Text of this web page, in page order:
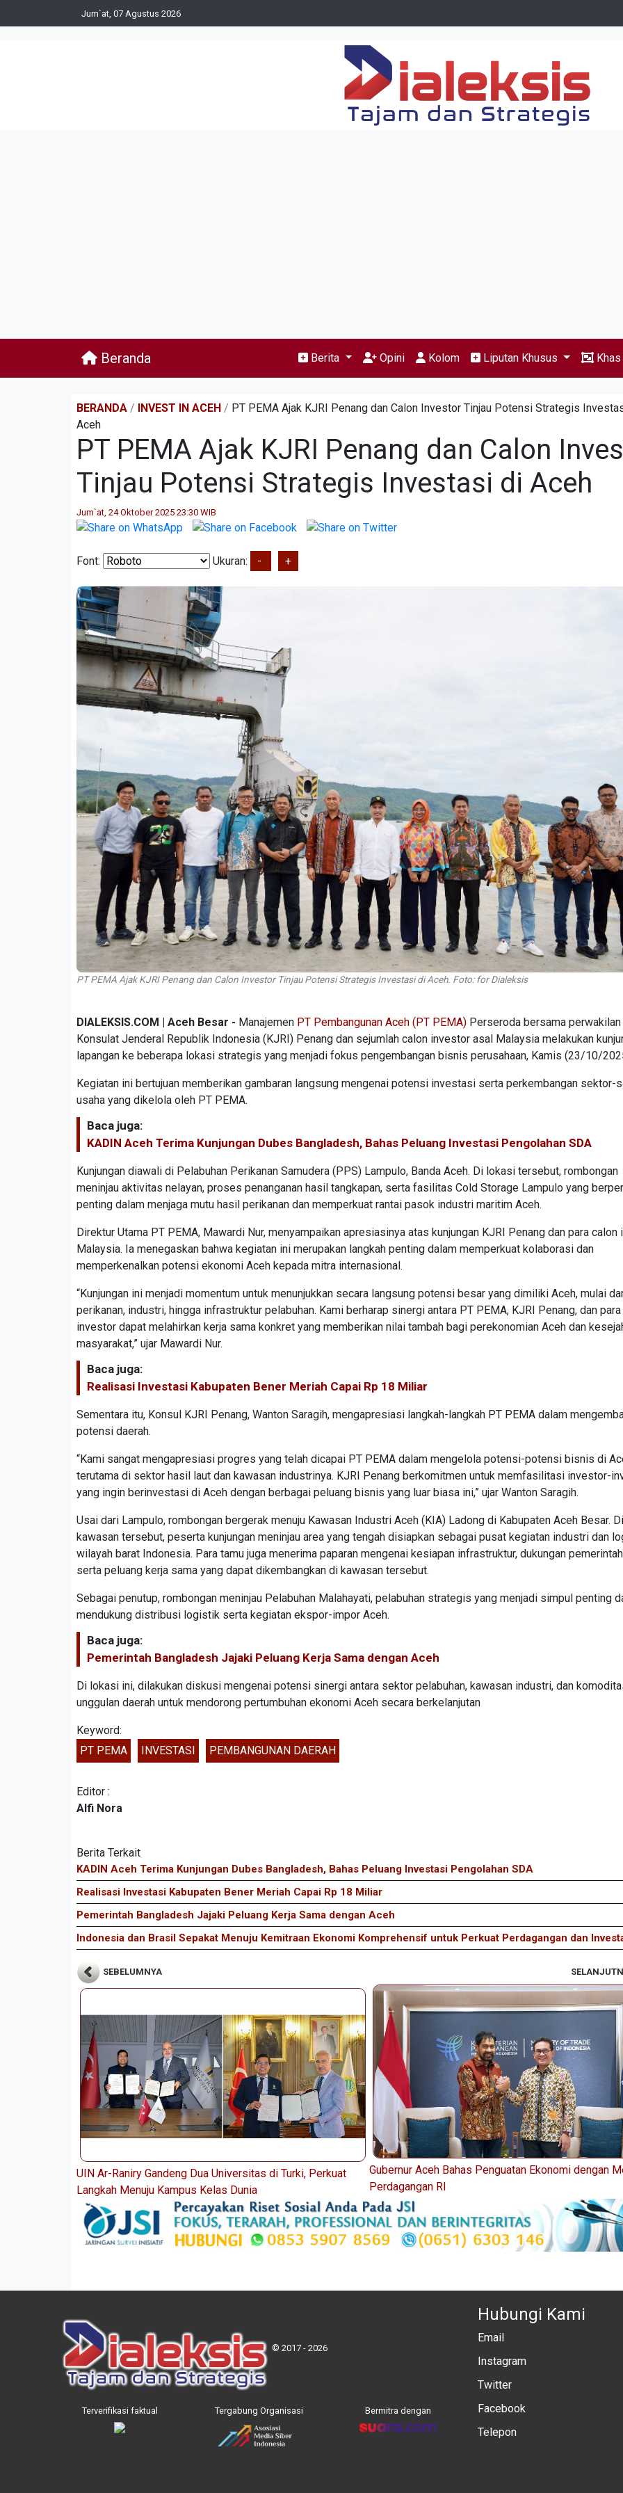
Jum`at, 07 Agustus 2026
Beranda Berita Opini Kolom Liputan Khusus Khas
BERANDA / INVEST IN ACEH / PT PEMA Ajak KJRI Penang dan Calon Investor Tinjau Potensi Strategis
Aceh
PT PEMA Ajak KJRI Penang dan Calon
Tinjau Potensi Strategis Investasi di Aceh
Jum`at, 24 Oktober 2025 23:30 WIB
Font: Ukuran: - +
PT PEMA Ajak KJRI Penang dan Calon Investor Tinjau Potensi Strategis Investasi di Aceh. Foto: for Dialeksis
DIALEKSIS.COM | Aceh Besar - Manajemen PT Pembangunan Aceh (PT PEMA) Perseroda bersama perwakilan
Konsulat Jenderal Republik Indonesia (KJRI) Penang dan sejumlah calon investor asal Malaysia melakukan
lapangan ke beberapa lokasi strategis yang menjadi fokus pengembangan bisnis perusahaan, Kamis (23/10/
Kegiatan ini bertujuan memberikan gambaran langsung mengenai potensi investasi serta perkembangan sektor-
usaha yang dikelola oleh PT PEMA.
Baca juga:
KADIN Aceh Terima Kunjungan Dubes Bangladesh, Bahas Peluang Investasi Pengolahan SDA
Kunjungan diawali di Pelabuhan Perikanan Samudera (PPS) Lampulo, Banda Aceh. Di lokasi tersebut, rombongan
meninjau aktivitas nelayan, proses penanganan hasil tangkapan, serta fasilitas Cold Storage Lampulo yang
penting dalam menjaga mutu hasil perikanan dan memperkuat rantai pasok industri maritim Aceh.
Direktur Utama PT PEMA, Mawardi Nur, menyampaikan apresiasinya atas kunjungan KJRI Penang dan para calon
Malaysia. Ia menegaskan bahwa kegiatan ini merupakan langkah penting dalam memperkuat kolaborasi dan
memperkenalkan potensi ekonomi Aceh kepada mitra internasional.
“Kunjungan ini menjadi momentum untuk menunjukkan secara langsung potensi besar yang dimiliki Aceh, mulai
perikanan, industri, hingga infrastruktur pelabuhan. Kami berharap sinergi antara PT PEMA, KJRI Penang, dan
investor dapat melahirkan kerja sama konkret yang memberikan nilai tambah bagi perekonomian Aceh dan
masyarakat,” ujar Mawardi Nur.
Baca juga:
Realisasi Investasi Kabupaten Bener Meriah Capai Rp 18 Miliar
Sementara itu, Konsul KJRI Penang, Wanton Saragih, mengapresiasi langkah-langkah PT PEMA dalam
potensi daerah.
“Kami sangat mengapresiasi progres yang telah dicapai PT PEMA dalam mengelola potensi-potensi bisnis di
terutama di sektor hasil laut dan kawasan industrinya. KJRI Penang berkomitmen untuk memfasilitasi investor-
yang ingin berinvestasi di Aceh dengan berbagai peluang bisnis yang luar biasa ini,” ujar Wanton Saragih.
Usai dari Lampulo, rombongan bergerak menuju Kawasan Industri Aceh (KIA) Ladong di Kabupaten Aceh Besar. Di
kawasan tersebut, peserta kunjungan meninjau area yang tengah disiapkan sebagai pusat kegiatan industri dan
wilayah barat Indonesia. Para tamu juga menerima paparan mengenai kesiapan infrastruktur, dukungan
serta peluang kerja sama yang dapat dikembangkan di kawasan tersebut.
Sebagai penutup, rombongan meninjau Pelabuhan Malahayati, pelabuhan strategis yang menjadi simpul penting
mendukung distribusi logistik serta kegiatan ekspor-impor Aceh.
Baca juga:
Pemerintah Bangladesh Jajaki Peluang Kerja Sama dengan Aceh
Di lokasi ini, dilakukan diskusi mengenai potensi sinergi antara sektor pelabuhan, kawasan industri, dan
unggulan daerah untuk mendorong pertumbuhan ekonomi Aceh secara berkelanjutan
Keyword:
PT PEMA
INVESTASI PEMBANGUNAN DAERAH
Editor :
Alfi Nora
Berita Terkait
KADIN Aceh Terima Kunjungan Dubes Bangladesh, Bahas Peluang Investasi Pengolahan SDA
Realisasi Investasi Kabupaten Bener Meriah Capai Rp 18 Miliar
Pemerintah Bangladesh Jajaki Peluang Kerja Sama dengan Aceh
Indonesia dan Brasil Sepakat Menuju Kemitraan Ekonomi Komprehensif untuk Perkuat Perdagangan dan
SEBELUMNYA
UIN Ar-Raniry Gandeng Dua Universitas di Turki, Perkuat
Langkah Menuju Kampus Kelas Dunia
Gubernur Aceh Bahas Penguatan Ekonomi dengan
Perdagangan RI
© 2017 - 2026
Terverifikasi faktual Tergabung Organisasi Bermitra dengan
Hubungi Kami
Email
Instagram
Twitter
Facebook
Telepon